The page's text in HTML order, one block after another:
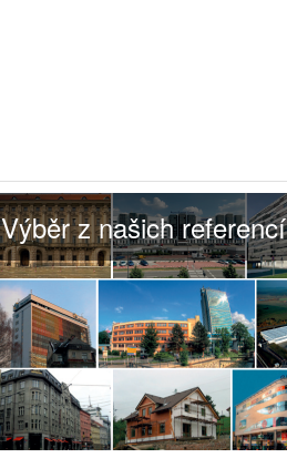
Výběr z našich referencí